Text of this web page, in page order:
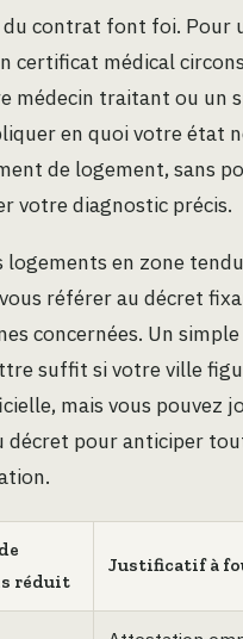
contrat font foi. Pour
certificat médical
médecin traitant ou un
en quoi votre état
de logement, sans
votre diagnostic précis.
logements en zone
référer au décret
concernées. Un
suffit si votre ville
mais vous pouvez
décret pour anticiper
réduit
Justificatif à